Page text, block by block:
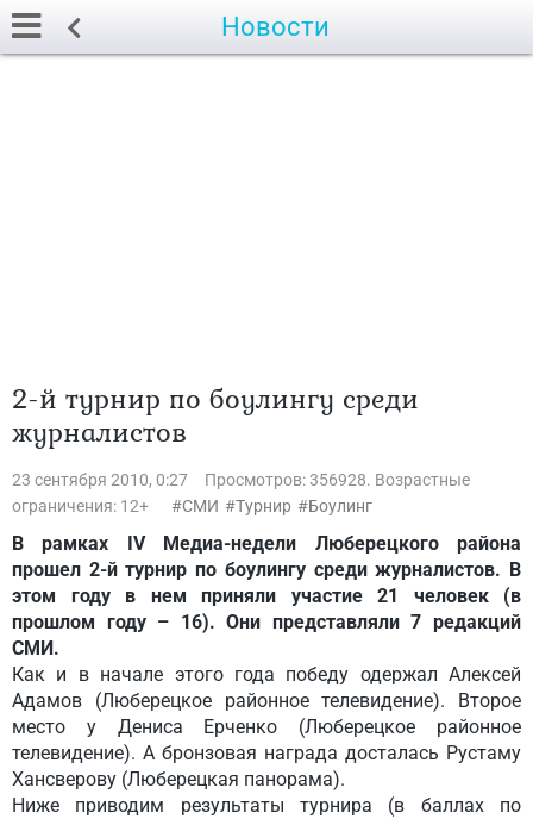
Новости
2-й турнир по боулингу среди
журналистов
23 сентября 2010, 0:27
Просмотров: 356928. Возрастные
ограничения: 12+
СМИ Турнир Боулинг
В рамках IV Медиа-недели Люберецкого района
прошел 2-й турнир по боулингу среди журналистов. В
этом году в нем приняли участие 21 человек (в
прошлом году – 16). Они представляли 7 редакций
СМИ.
Как и в начале этого года победу одержал Алексей
Адамов (Люберецкое районное телевидение). Второе
место у Дениса Ерченко (Люберецкое районное
телевидение). А бронзовая награда досталась Рустаму
Хансверову (Люберецкая панорама).
Ниже приводим результаты турнира (в баллах по